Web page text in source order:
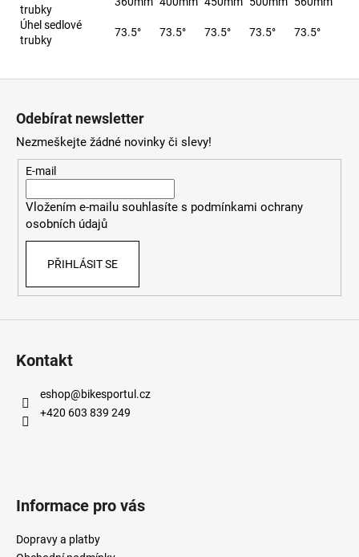
trubky
Úhel sedlové
trubky
73.5° 73.5° 73.5° 73.5° 73.5°
Odebírat newsletter
Nezmeškejte žádné novinky či slevy!
E-mail
Vložením e-mailu souhlasíte s podmínkami ochrany
osobních údajů
PŘIHLÁSIT SE
Kontakt
eshop@bikesportul.cz
+420 603 839 249
Informace pro vás
Dopravy a platby